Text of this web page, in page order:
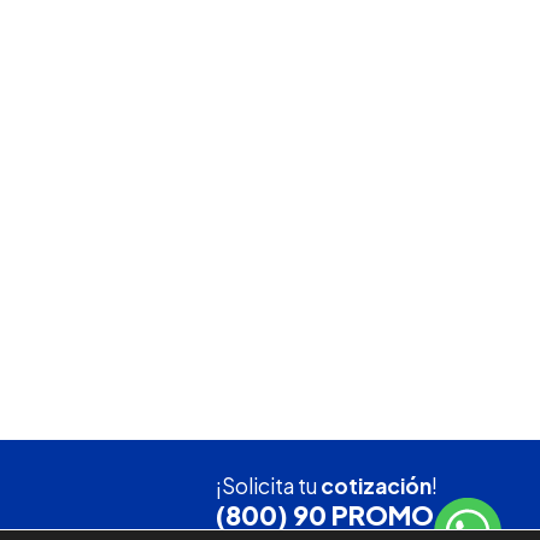
¡Solicita tucotización!
(800) 90 PROMO